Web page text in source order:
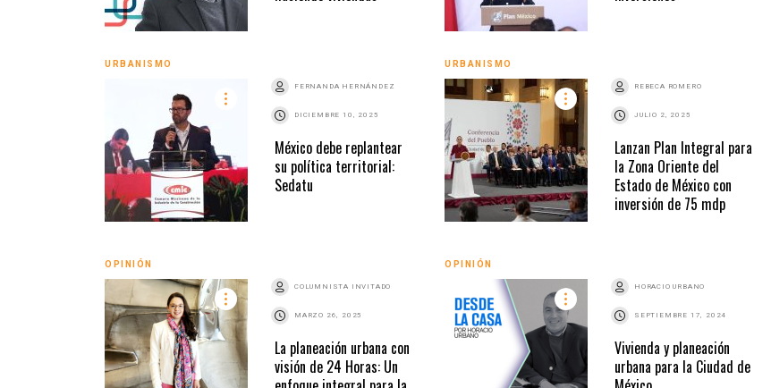
URBANISMO
FERNANDA HERNÁNDEZ
DICIEMBRE 10, 2025
México debe replantear
su política territorial:
Sedatu
URBANISMO
REBECA ROMERO
JULIO 2, 2025
Lanzan Plan Integral para
la Zona Oriente del
Estado de México con
inversión de 75 mdp
OPINIÓN
COLUMNISTA INVITADO
MARZO 26, 2025
La planeación urbana con
visión de 24 Horas: Un
OPINIÓN
HORACIO URBANO
SEPTIEMBRE 17, 2024
Vivienda y planeación
urbana para la Ciudad de